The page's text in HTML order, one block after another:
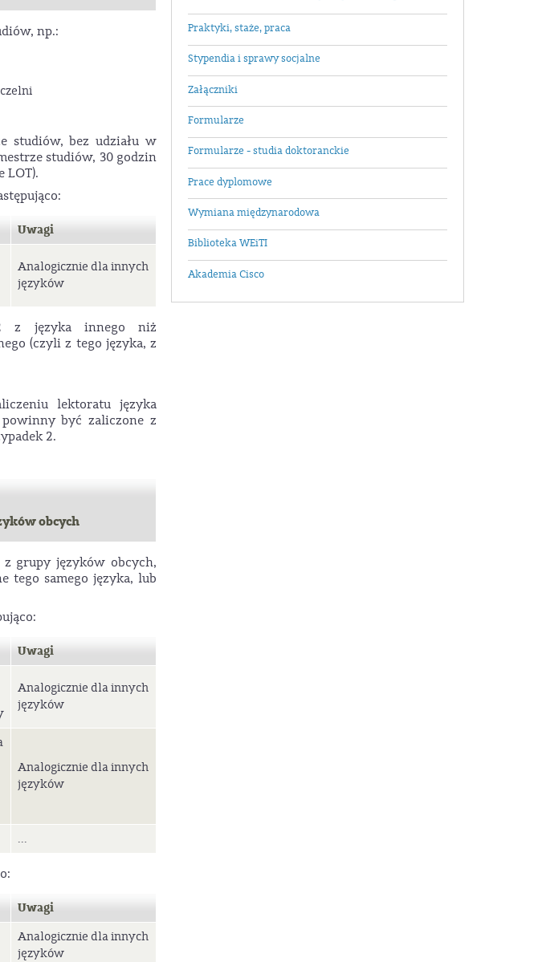
Praktyki, staże, praca
Stypendia i sprawy socjalne
Załączniki
Formularze
Formularze - studia doktoranckie
Prace dyplomowe
Wymiana międzynarodowa
Biblioteka WEiTI
Akademia Cisco
np.:
studiów, bez udziału w
studiów, 30 godzin
LOT).
Uwagi
Analogicznie dla innych
języków
z języka innego niż
(czyli z tego języka, z
lektoratu języka
powinny być zaliczone z
2.
obcych
z grupy języków obcych,
tego samego języka, lub
Uwagi
Analogicznie dla innych
języków
Analogicznie dla innych
języków
...
Uwagi
Analogicznie dla innych
języków